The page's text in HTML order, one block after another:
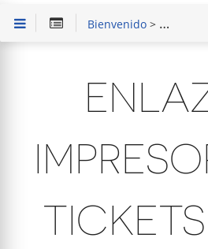
Bienvenido> Solución